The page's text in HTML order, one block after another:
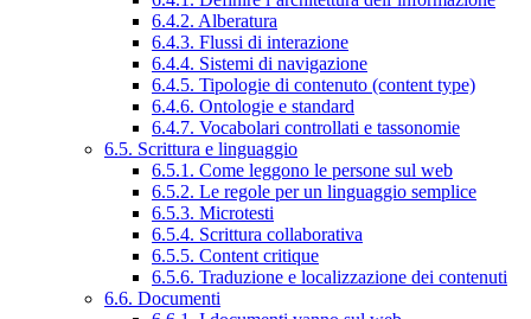
6.4.2. Alberatura
6.4.3. Flussi di interazione
6.4.4. Sistemi di navigazione
6.4.5. Tipologie di contenuto (content type)
6.4.6. Ontologie e standard
6.4.7. Vocabolari controllati e tassonomie
6.5. Scrittura e linguaggio
6.5.1. Come leggono le persone sul web
6.5.2. Le regole per un linguaggio semplice
6.5.3. Microtesti
6.5.4. Scrittura collaborativa
6.5.5. Content critique
6.5.6. Traduzione e localizzazione dei contenuti
6.6. Documenti